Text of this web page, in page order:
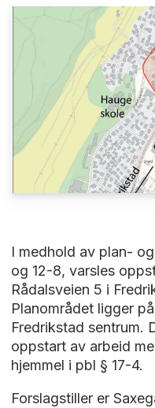
I medhold av plan-
og 12-8, varsles
Rådalsveien 5 i
Planområdet ligger
Fredrikstad sentrum.
oppstart av arbeid
hjemmel i pbl § 17-4.
Forslagstiller er